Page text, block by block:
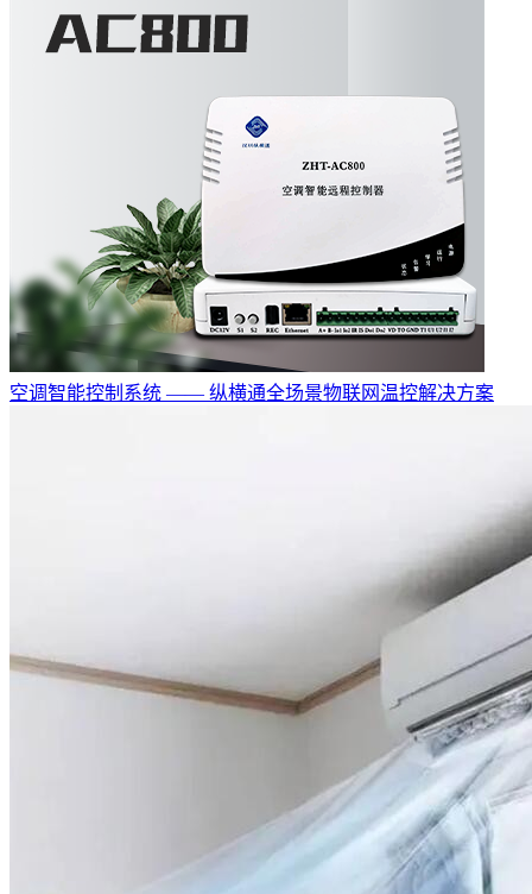
空调智能控制系统 —— 纵横通全场景物联网温控解决方案